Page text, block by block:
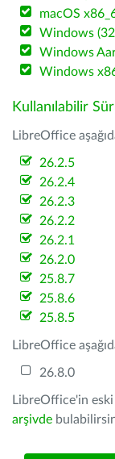
macOS
Windows
Windows
Windows
Kullanılabilir
LibreOffice
26.2.5
26.2.4
26.2.3
26.2.2
26.2.1
26.2.0
25.8.7
25.8.6
25.8.5
LibreOffice
26.8.0
LibreOffice'in
arşivde